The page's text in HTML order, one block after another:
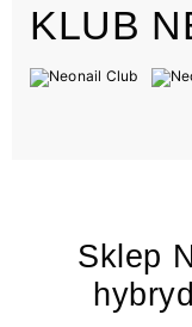
KLUB
Sklep